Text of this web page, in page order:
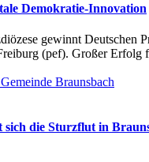
Demokratie-Innovation
gewinnt Deutschen
(pef). Großer Erfolg
die Sturzflut in